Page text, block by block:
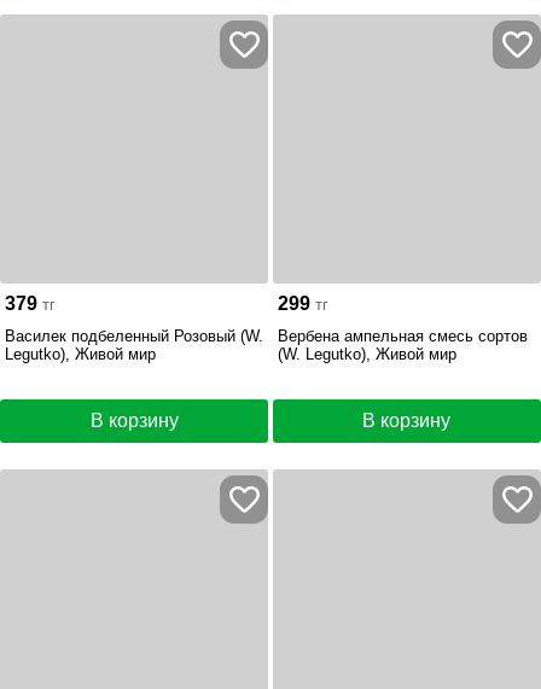
379тг
Василек подбеленный Розовый (W.
Legutko), Живой мир
В корзину
299тг
Вербена ампельная смесь сортов
(W. Legutko), Живой мир
В корзину